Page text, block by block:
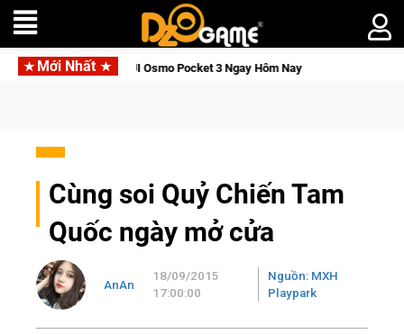
Mới Nhất
3 Ngay Hôm Nay Lineage W – Quyền lực và tài phú sẽ về
Cùng soi Quỷ Chiến Tam
Quốc ngày mở cửa
AnAn
18/09/2015
17:00:00
Nguồn: MXH
Playpark